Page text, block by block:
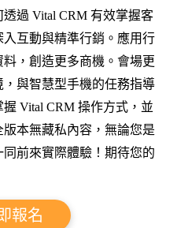
過 Vital CRM 有效掌握客
互動與精準行銷。應用行
，創造更多商機。會場更
與智慧型手機的任務指導
Vital CRM 操作方式，並
本無藏私內容，無論您是
前來實際體驗！期待您的
報名